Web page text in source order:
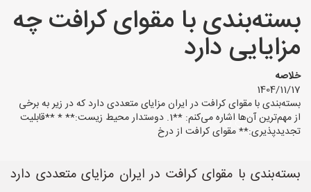
سایر گروه ها
فروشنده های کارتن جعبه
بسته‌بندی با مقوای کرافت چه
مزایایی دارد
خلاصه
1404/11/17
بسته‌بندی با مقوای کرافت در ایران مزایای متعددی دارد که در زیر به برخی
از مهم‌ترین آن‌ها اشاره می‌کنم: **1. دوستدار محیط زیست:** * **قابلیت
تجدیدپذیری:** مقوای کرافت از درخ
بسته‌بندی با مقوای کرافت در ایران مزایای متعددی دارد